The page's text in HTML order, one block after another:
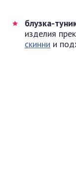
блузка-
изделия
скинни и